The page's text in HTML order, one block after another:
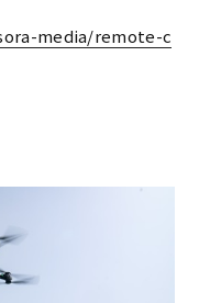
media/remote-c